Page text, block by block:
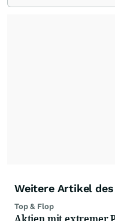
Weitere Artikel
Top & Flop